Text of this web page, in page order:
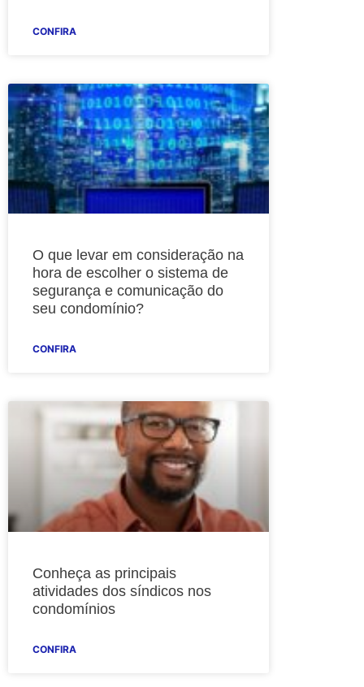
CONFIRA
O que levar em consideração na
hora de escolher o sistema de
segurança e comunicação do
seu condomínio?
CONFIRA
Conheça as principais
atividades dos síndicos nos
condomínios
CONFIRA